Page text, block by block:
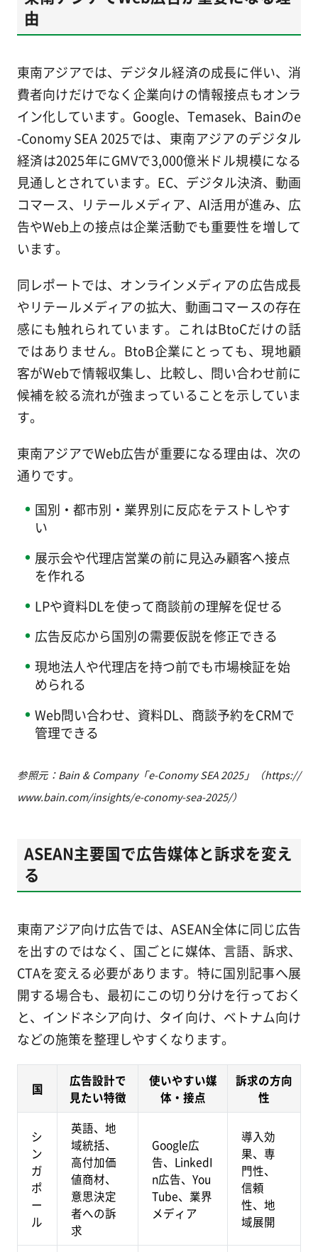
由
東南アジアでは、デジタル経済の成長に伴い、消
費者向けだけでなく企業向けの情報接点もオンラ
イン化しています。Google、Temasek、Bainのe
-Conomy SEA 2025では、東南アジアのデジタル
経済は2025年にGMVで3,000億米ドル規模になる
見通しとされています。EC、デジタル決済、動画
コマース、リテールメディア、AI活用が進み、広
告やWeb上の接点は企業活動でも重要性を増して
います。
同レポートでは、オンラインメディアの広告成長
やリテールメディアの拡大、動画コマースの存在
感にも触れられています。これはBtoCだけの話
ではありません。BtoB企業にとっても、現地顧
客がWebで情報収集し、比較し、問い合わせ前に
候補を絞る流れが強まっていることを示していま
す。
東南アジアでWeb広告が重要になる理由は、次の
通りです。
国別・都市別・業界別に反応をテストしやす
い
展示会や代理店営業の前に見込み顧客へ接点
を作れる
LPや資料DLを使って商談前の理解を促せる
広告反応から国別の需要仮説を修正できる
現地法人や代理店を持つ前でも市場検証を始
められる
Web問い合わせ、資料DL、商談予約をCRMで
管理できる
参照元：Bain & Company「e-Conomy SEA 2025」（https://
www.bain.com/insights/e-conomy-sea-2025/）
ASEAN主要国で広告媒体と訴求を変え
る
東南アジア向け広告では、ASEAN全体に同じ広告
を出すのではなく、国ごとに媒体、言語、訴求、
CTAを変える必要があります。特に国別記事へ展
開する場合も、最初にこの切り分けを行っておく
と、インドネシア向け、タイ向け、ベトナム向け
などの施策を整理しやすくなります。
国
広告設計で
見たい特徴
使いやすい媒
体・接点
訴求の方向
性
シ
ン
ガ
ポ
ー
ル
英語、地
域統括、
高付加価
値商材、
意思決定
者への訴
求
Google広
告、LinkedI
n広告、You
Tube、業界
メディア
導入効
果、専
門性、
信頼
性、地
域展開